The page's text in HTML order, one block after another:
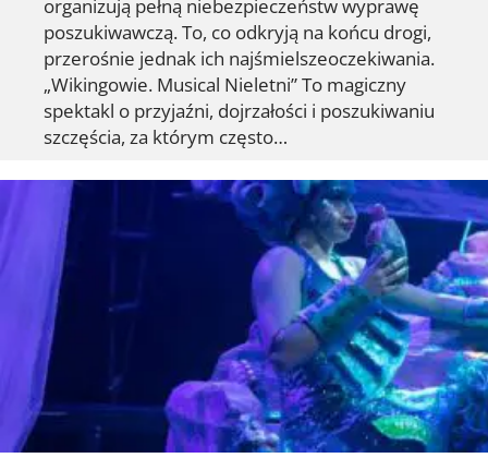
organizują pełną niebezpieczeństw wyprawę
poszukiwawczą. To, co odkryją na końcu drogi,
przerośnie jednak ich najśmielszeoczekiwania.
„Wikingowie. Musical Nieletni” To magiczny
spektakl o przyjaźni, dojrzałości i poszukiwaniu
szczęścia, za którym często…